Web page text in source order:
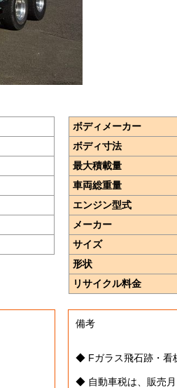
ボディメーカー
ボディ寸法
最大積載量
車両総重量
エンジン型式
メーカー
サイズ
形状
リサイクル料金
備考
◆ Fガラス飛石跡・看
◆ 自動車税は、販売月